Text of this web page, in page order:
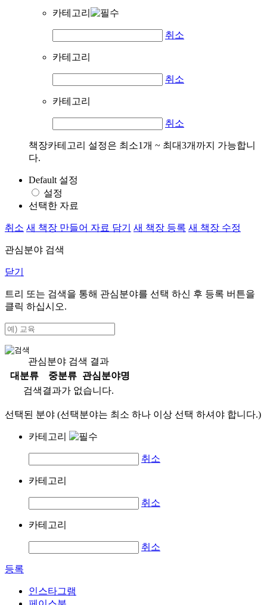
카테고리
취소
카테고리
취소
카테고리
취소
책장카테고리 설정은 최소1개 ~ 최대3개까지 가능합니
다.
Default 설정
설정
선택한 자료
취소 새 책장 만들어 자료 담기 새 책장 등록 새 책장 수정
관심분야 검색
닫기
트리 또는 검색을 통해 관심분야를 선택 하신 후 등록 버튼을
클릭 하십시오.
관심분야 검색 결과
대분류
중분류
관심분야명
검색결과가 없습니다.
선택된 분야 (선택분야는 최소 하나 이상 선택 하셔야 합니다.)
카테고리
취소
카테고리
취소
카테고리
취소
등록
인스타그램